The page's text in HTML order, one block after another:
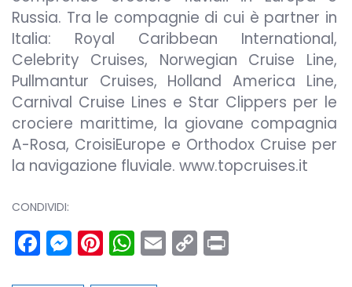
Russia. Tra le compagnie di cui è partner in
Italia: Royal Caribbean International,
Celebrity Cruises, Norwegian Cruise Line,
Pullmantur Cruises, Holland America Line,
Carnival Cruise Lines e Star Clippers per le
crociere marittime, la giovane compagnia
A-Rosa, CroisiEurope e Orthodox Cruise per
la navigazione fluviale. www.topcruises.it
CONDIVIDI:
Facebook
Messenger
Pinterest
WhatsApp
Email
Copy
Link